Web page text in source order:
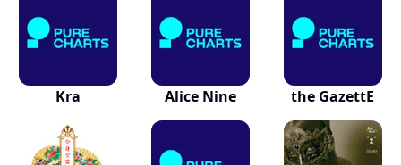
Kra Alice Nine the GazettE